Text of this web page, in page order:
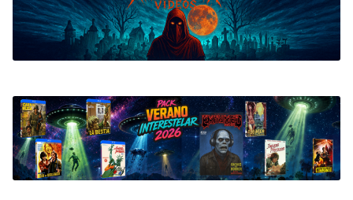
Bluray
Clasificada S
artwork
fantaterror
Jesús Franco